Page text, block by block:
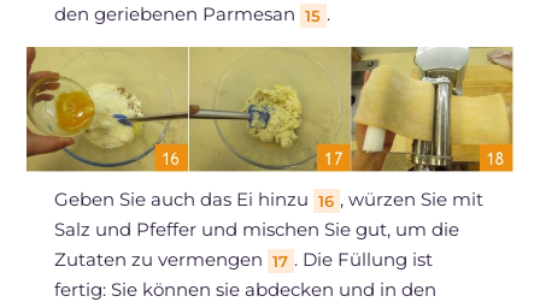
den geriebenen Parmesan 15 .
Geben Sie auch das Ei hinzu 16 , würzen Sie mit
Salz und Pfeffer und mischen Sie gut, um die
Zutaten zu vermengen 17 . Die Füllung ist
fertig: Sie können sie abdecken und in den